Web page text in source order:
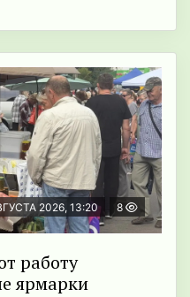
2026, 13:20 8
работу
ярмарки